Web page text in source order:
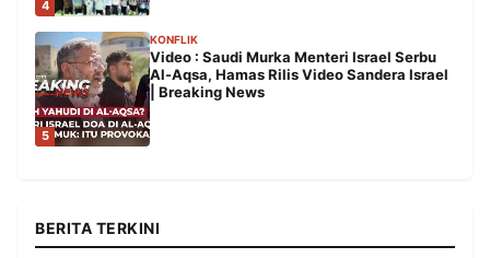
4
5
KONFLIK
Video : Saudi Murka Menteri Israel Serbu
Al-Aqsa, Hamas Rilis Video Sandera Israel
| Breaking News
BERITA TERKINI